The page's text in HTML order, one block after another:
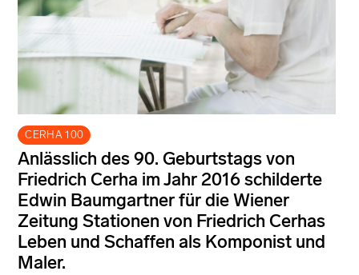
CERHA 100
Anlässlich des 90. Geburtstags von
Friedrich Cerha im Jahr 2016 schilderte
Edwin Baumgartner für die Wiener
Zeitung Stationen von Friedrich Cerhas
Leben und Schaffen als Komponist und
Maler.